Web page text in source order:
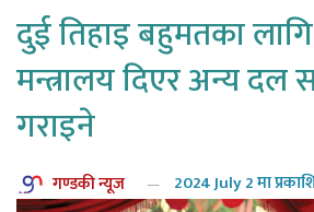
दुई तिहाइ बहुमतका
मन्त्रालय दिएर अन्य दल
गराइने
गण्डकी न्यूज 2024 July 2 मा